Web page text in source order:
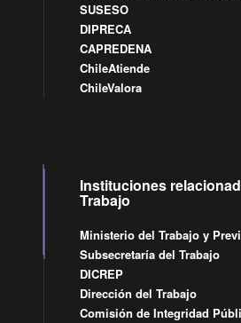
SUSESO
DIPRECA
CAPREDENA
ChileAtiende
ChileValora
Instituciones
Trabajo
Ministerio del Trabajo y
Subsecretaría del Trabajo
DICREP
Dirección del Trabajo
Comisión de Integridad